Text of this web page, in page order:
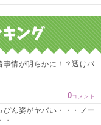
事情が明らかに！？透けパ
0コメント
ぴん姿がヤバい・・・ノー